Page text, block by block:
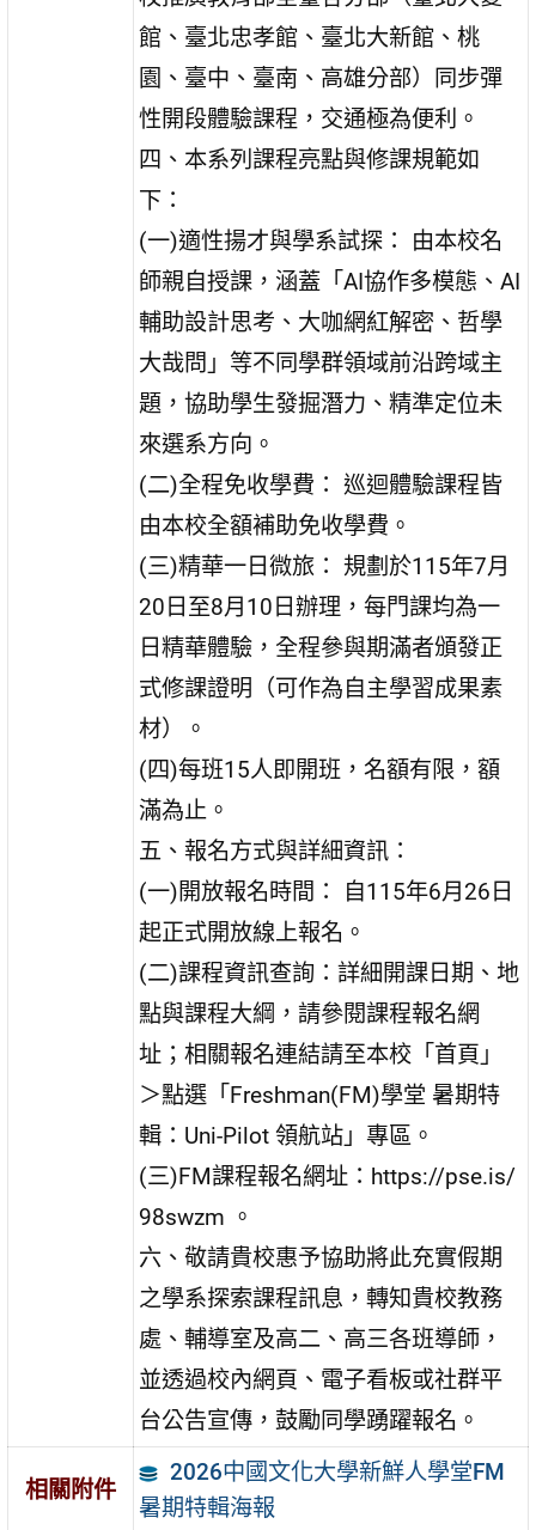
館、臺北忠孝館、臺北大新館、桃
園、臺中、臺南、高雄分部）同步彈
性開段體驗課程，交通極為便利。
四、本系列課程亮點與修課規範如
下：
(一)適性揚才與學系試探： 由本校名
師親自授課，涵蓋「AI協作多模態、AI
輔助設計思考、大咖網紅解密、哲學
大哉問」等不同學群領域前沿跨域主
題，協助學生發掘潛力、精準定位未
來選系方向。
(二)全程免收學費： 巡迴體驗課程皆
由本校全額補助免收學費。
(三)精華一日微旅： 規劃於115年7月
20日至8月10日辦理，每門課均為一
日精華體驗，全程參與期滿者頒發正
式修課證明（可作為自主學習成果素
材）。
(四)每班15人即開班，名額有限，額
滿為止。
五、報名方式與詳細資訊：
(一)開放報名時間： 自115年6月26日
起正式開放線上報名。
(二)課程資訊查詢：詳細開課日期、地
點與課程大綱，請參閱課程報名網
址；相關報名連結請至本校「首頁」
＞點選「Freshman(FM)學堂 暑期特
輯：Uni-Pilot 領航站」專區。
(三)FM課程報名網址：https://pse.is/
98swzm 。
六、敬請貴校惠予協助將此充實假期
之學系探索課程訊息，轉知貴校教務
處、輔導室及高二、高三各班導師，
並透過校內網頁、電子看板或社群平
台公告宣傳，鼓勵同學踴躍報名。
相關附件
2026中國文化大學新鮮人學堂FM
暑期特輯海報